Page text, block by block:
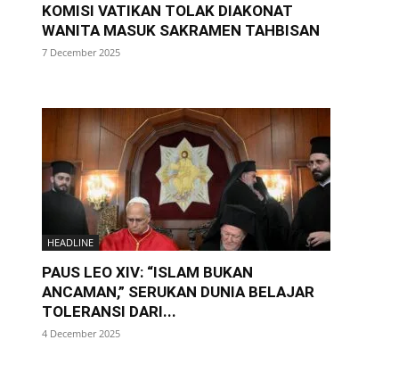
KOMISI VATIKAN TOLAK DIAKONAT
WANITA MASUK SAKRAMEN TAHBISAN
7 December 2025
HEADLINE
PAUS LEO XIV: “ISLAM BUKAN
ANCAMAN,” SERUKAN DUNIA BELAJAR
TOLERANSI DARI...
4 December 2025